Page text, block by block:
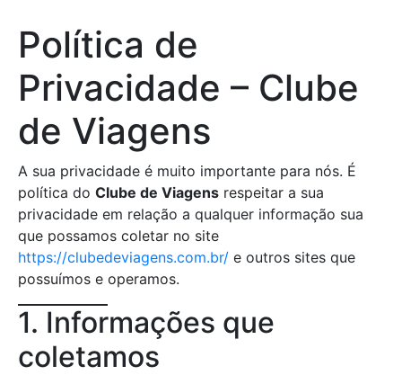
Política de
Privacidade – Clube
de Viagens
A sua privacidade é muito importante para nós. É
política do Clube de Viagens respeitar a sua
privacidade em relação a qualquer informação sua
que possamos coletar no site
https://clubedeviagens.com.br/ e outros sites que
possuímos e operamos.
1. Informações que
coletamos